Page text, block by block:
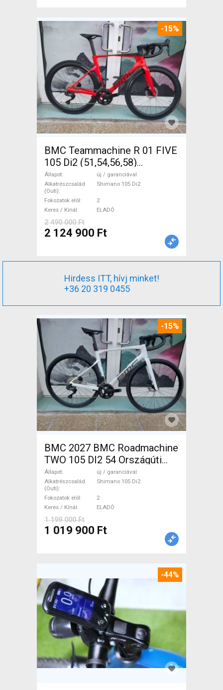
-15%
BMC Teammachine R 01 FIVE
105 Di2 (51,54,56,58)
Országúti Shimano 105 Di2
tárcsafék új / garanciával
ELADÓ
Állapot
új / garanciával
Alkatrészcsalád
(Outi)
Shimano 105 Di2
Fokozatok elöl
2
Keres / Kínál
ELADÓ
2 490 000 Ft
2 124 900 Ft
Hirdess ITT, hívj minket!
+36 20 319 0455
-15%
BMC 2027 BMC Roadmachine
TWO 105 DI2 54 Országúti
Shimano 105 Di2 tárcsafék új
/ garanciával ELADÓ
Állapot
új / garanciával
Alkatrészcsalád
(Outi)
Shimano 105 Di2
Fokozatok elöl
2
Keres / Kínál
ELADÓ
1 199 000 Ft
1 019 900 Ft
-44%